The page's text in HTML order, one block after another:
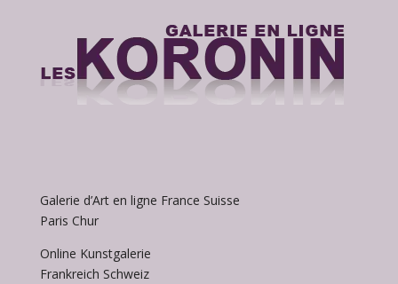
Galerie d’Art en ligne France Suisse
Paris Chur
Online Kunstgalerie
Frankreich Schweiz